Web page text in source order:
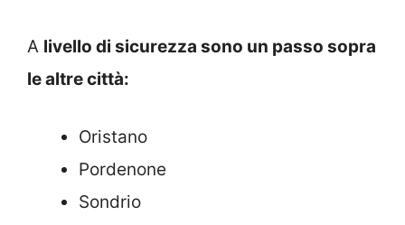
A livello di sicurezza sono un passo sopra
le altre città:
Oristano
Pordenone
Sondrio